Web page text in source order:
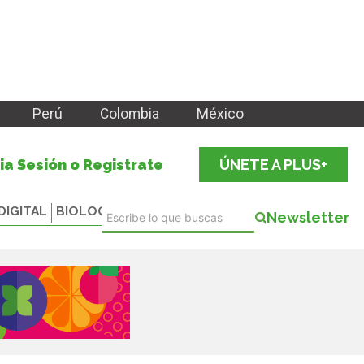
Perú Colombia México
Sesión o Registrate ÚNETE A PLUS+
BIOLOGICALS Newsletter